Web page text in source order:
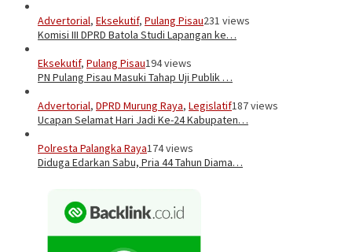
Advertorial, Eksekutif, Pulang Pisau231 views
Komisi III DPRD Batola Studi Lapangan ke…
Eksekutif, Pulang Pisau194 views
PN Pulang Pisau Masuki Tahap Uji Publik …
Advertorial, DPRD Murung Raya, Legislatif187 views
Ucapan Selamat Hari Jadi Ke-24 Kabupaten…
Polresta Palangka Raya174 views
Diduga Edarkan Sabu, Pria 44 Tahun Diama…